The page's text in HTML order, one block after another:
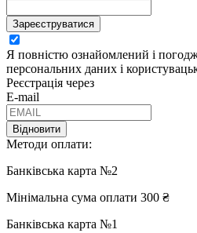
Зареєструватися
Я повністю ознайомлений і
персональних даних і
Реєстрація через
E-mail
Відновити
Методи оплати:
Банківська карта №2
Мінімальна сума оплати 300 ₴
Банківська карта №1